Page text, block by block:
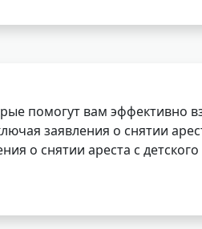
помогут вам эффективно
заявления о снятии
о снятии ареста с